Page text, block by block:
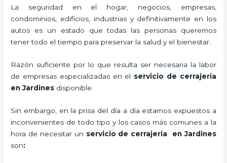
La seguridad en el hogar, negocios, empresas,
condominios, edificios, industrias y definitivamente en los
autos es un estado que todas las personas queremos
tener todo el tiempo para preservar la salud y el bienestar.
Razón suficiente por lo que resulta ser necesaria la labor
de empresas especializadas en el servicio de cerrajeria
en Jardines disponible.
Sin embargo, en la prisa del día a día estamos expuestos a
inconvenientes de todo tipo y los casos más comunes a la
hora de necesitar un servicio de cerrajeria en Jardines
son: